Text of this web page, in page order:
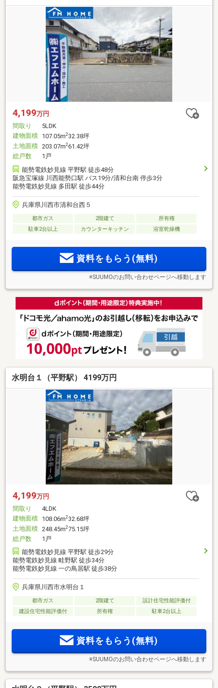
4,199万円
間取り
5LDK
建物面積 107.05m2 32.38坪
土地面積 203.07m261.42坪
総戸数
1戸
能勢電鉄妙見線 平野駅 徒歩48分
阪急宝塚線 川西能勢口駅 バス19分/清和台南 停歩3分
能勢電鉄妙見線 多田駅 徒歩44分
兵庫県川西市清和台西５
都市ガス 2階建て
所有権
駐車2台以上
カウンターキッチン 浴室乾燥機
資料をもらう(無料)
※SUUMOのお問い合わせページへ移動します
水明台１（平野駅） 4199万円
4,199万円
間取り
4LDK
建物面積 108.06m2 32.68坪
土地面積 248.45m275.15坪
総戸数
1戸
能勢電鉄妙見線 平野駅 徒歩29分
能勢電鉄妙見線 畦野駅 徒歩34分
能勢電鉄妙見線 一の鳥居駅 徒歩38分
兵庫県川西市水明台１
都市ガス 2階建て
設計住宅性能評価付
建設住宅性能評価付
所有権 駐車2台以上
資料をもらう(無料)
※SUUMOのお問い合わせページへ移動します